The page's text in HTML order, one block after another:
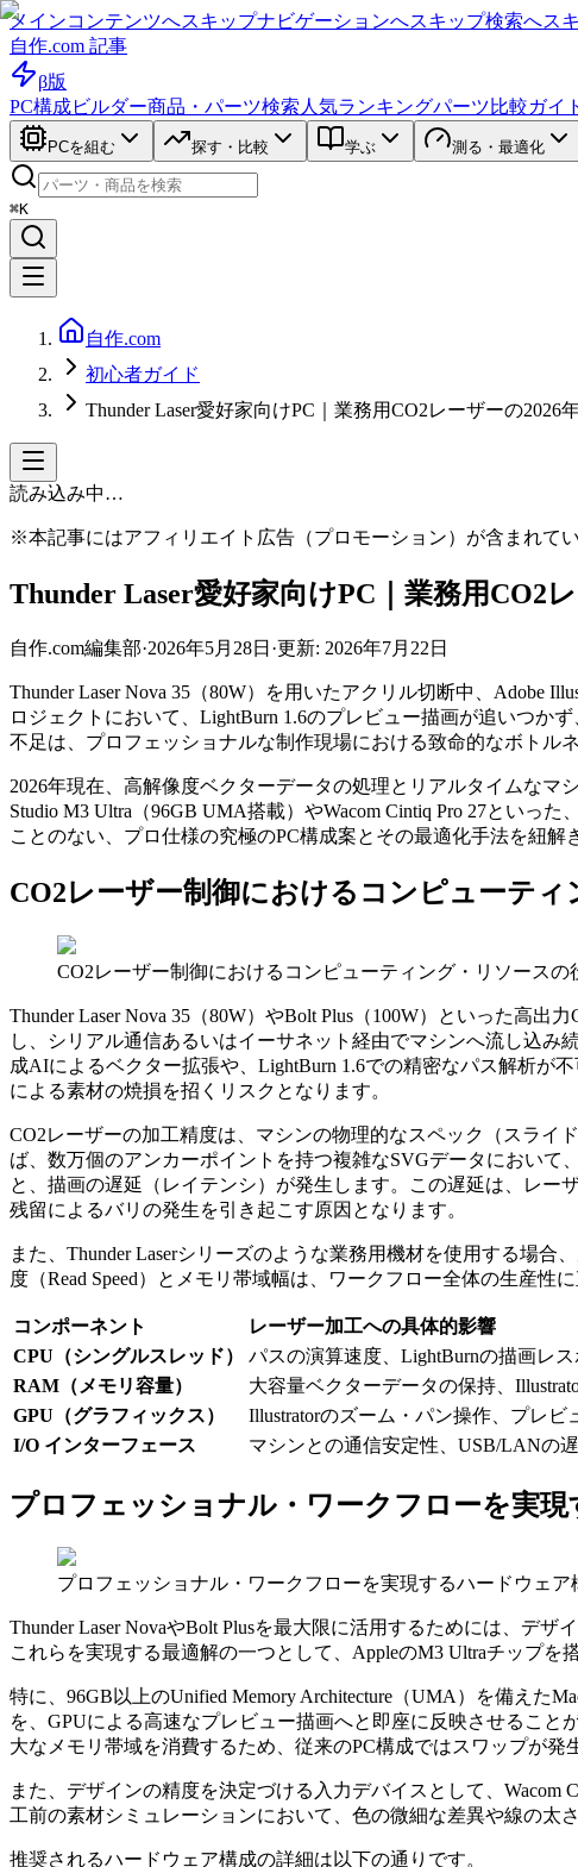
メインコンテンツへスキップナビゲーションへスキップ検索へス
自作.com 記事
β版
PC構成ビルダー商品・パーツ検索 人気ランキングパーツ比較ガイ
PCを組む 探す・比較 学ぶ 測る・最適化
⌘K
自作.com
初心者ガイド
Thunder Laser愛好家向けPC｜業務用CO2レーザーの2026
読み込み中…
※本記事にはアフィリエイト広告（プロモーション）が含まれて
Thunder Laser愛好家向けPC｜業務用CO2
自作.com編集部·2026年5月28日 ·更新: 2026年7月22日
Thunder Laser Nova 35（80W）を用いたアクリル切断中、Adobe
ロジェクトにおいて、LightBurn 1.6のプレビュー描画が追いつか
不足は、プロフェッショナルな制作現場における致命的なボトルネ
2026年現在、高解像度ベクターデータの処理とリアルタイムなマ
Studio M3 Ultra（96GB UMA搭載）やWacom Cintiq Pro 27といっ
ことのない、プロ仕様の究極のPC構成案とその最適化手法を紐解
CO2レーザー制御におけるコンピューテ
CO2レーザー制御におけるコンピューティング・リソースの
Thunder Laser Nova 35（80W）やBolt Plus（100W）といった高
し、シリアル通信あるいはイーサネット経由でマシンへ流し込み
成AIによるベクター拡張や、LightBurn 1.6での精密なパス解析が
による素材の焼損を招くリスクとなります。
CO2レーザーの加工精度は、マシンの物理的なスペック（スライ
ば、数万個のアンカーポイントを持つ複雑なSVGデータにおいて
と、描画の遅延（レイテンシ）が発生します。この遅延は、レ
残留によるバリの発生を引き起こす原因となります。
また、Thunder Laserシリーズのような業務用機材を使用する場
度（Read Speed）とメモリ帯域幅は、ワークフロー全体の生産
コンポーネント レーザー加工への具体的影響
CPU（シングルスレッド）
パスの演算速度、LightBurnの描画レス
RAM（メモリ容量）
大容量ベクターデータの保持、
GPU（グラフィックス）
Illustratorのズーム・パン操作、プレビ
I/O インターフェース
マシンとの通信安定性、USB/LANの
プロフェッショナル・ワークフローを実
プロフェッショナル・ワークフローを実現するハードウェア
Thunder Laser NovaやBolt Plusを最大限に活用するためには、デ
これらを実現する最適解の一つとして、AppleのM3 Ultraチップを
特に、96GB以上のUnified Memory Architecture（UMA）を備えた
を、GPUによる高速なプレビュー描画へと即座に反映させること
大なメモリ帯域を消費するため、従来のPC構成ではスワップが
また、デザインの精度を決定づける入力デバイスとして、
工前の素材シミュレーションにおいて、色の微細な差異や線の太
推奨されるハードウェア構成の詳細は以下の通りです。